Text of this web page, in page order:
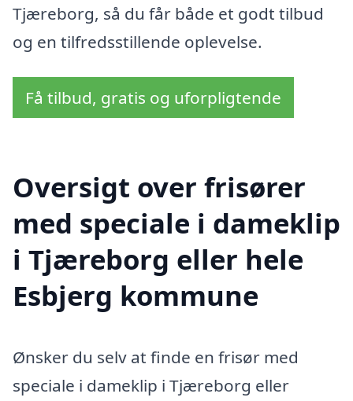
Tjæreborg, så du får både et godt tilbud
og en tilfredsstillende oplevelse.
Få tilbud, gratis og uforpligtende
Oversigt over frisører
med speciale i dameklip
i Tjæreborg eller hele
Esbjerg kommune
Ønsker du selv at finde en frisør med
speciale i dameklip i Tjæreborg eller